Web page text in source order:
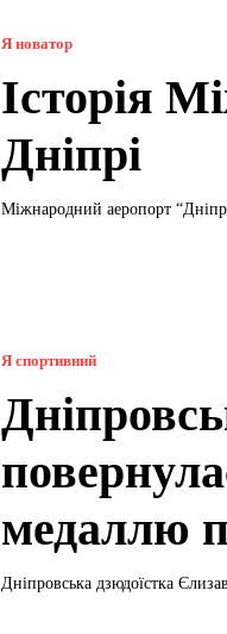
Я новатор
Історія
Дніпрі
Міжнародний аеропорт
Я спортивний
медаллю
Дніпровська дзюдоїстка